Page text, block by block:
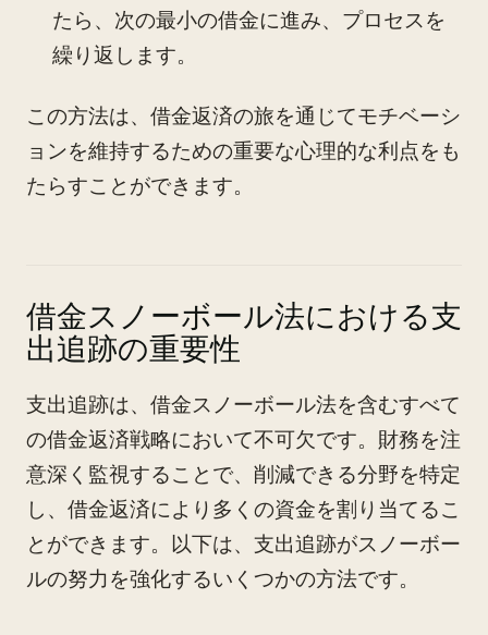
たら、次の最小の借金に進み、プロセスを
繰り返します。
この方法は、借金返済の旅を通じてモチベーシ
ョンを維持するための重要な心理的な利点をも
たらすことができます。
借金スノーボール法における支
出追跡の重要性
支出追跡は、借金スノーボール法を含むすべて
の借金返済戦略において不可欠です。財務を注
意深く監視することで、削減できる分野を特定
し、借金返済により多くの資金を割り当てるこ
とができます。以下は、支出追跡がスノーボー
ルの努力を強化するいくつかの方法です。